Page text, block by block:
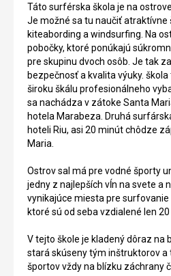
Táto surférska škola je na
Je možné sa tu naučiť atraktívne
kiteabording a windsurfing. Na
pobočky, ktoré ponúkajú
pre skupinu dvoch osôb. Je tak
bezpečnosť a kvalita výuky.
široku škálu profesionálneho
sa nachádza v zátoke Santa
hotela Marabeza. Druhá
hoteli Riu, asi 20 minút chôdze
Maria.
Ostrov sal má pre vodné športy
jedny z najlepších vĺn na svete a
vynikajúce miesta pre surfovanie
ktoré sú od seba vzdialené len
V tejto škole je kladený dôraz na
stará skúseny tým inštruktorov a
športov vždy na blízku záchrany
pobreží
Boa
Esperança
transportná
Cabo
Maria.
viac
rokov
neskôskor
vraku
stala
jedna
populácia
karety
obecne
svete,
hneď
Ománe
juhovýchodnej
USA.
preto,
karety
miestnými
medzinárodnými